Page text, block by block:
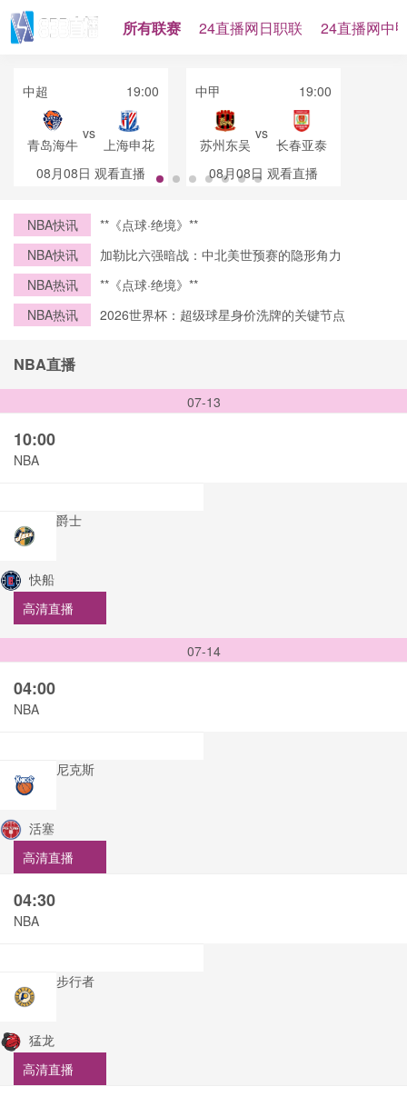
所有联赛 24直播网日职联 24直播网中
中超 19:00
青岛海牛
vs
上海申花
08月08日 观看直播
中甲 19:00
苏州东吴
vs
长春亚泰
08月08日 观看直播
NBA快讯
**《点球·绝境》**
NBA快讯
加勒比六强暗战：中北美世预赛的隐形角力
NBA热讯
**《点球·绝境》**
NBA热讯
2026世界杯：超级球星身价洗牌的关键节点
NBA直播
07-13
10:00
NBA
爵士
快船
高清直播
07-14
04:00
NBA
尼克斯
活塞
高清直播
04:30
NBA
步行者
猛龙
高清直播